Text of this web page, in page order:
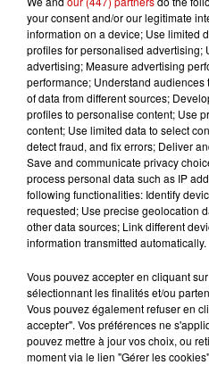
en...
7 août 2026
Pape
est son
Gagnez
festival
à Coulon !
your consent and/or our legitimate
information on a device; Use limited
profiles for personalised advertising;
advertising; Measure advertising
performance; Understand
of data from different sources;
profiles to personalise content; Use
content; Use limited data to select
detect fraud, and fix errors; Deliver
Save and communicate privacy
process personal data such as IP
following functionalities: Identify
requested; Use precise geolocation
other data sources; Link different
information transmitted automatically.
Vous pouvez accepter en cliquant
sélectionnant les finalités et/ou
Vous pouvez également refuser en
accepter". Vos préférences ne
pouvez mettre à jour vos choix, ou
moment via le lien "Gérer les